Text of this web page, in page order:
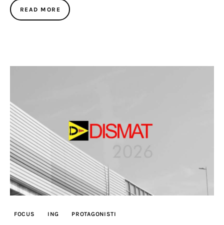
READ MORE
FOCUS ING PROTAGONISTI